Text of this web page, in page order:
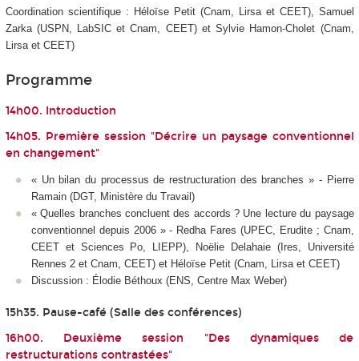
Coordination scientifique : Héloïse Petit (Cnam, Lirsa et CEET), Samuel
Zarka (USPN, LabSIC et Cnam, CEET) et Sylvie Hamon-Cholet (Cnam,
Lirsa et CEET)
Programme
14h00. Introduction
14h05. Première session "Décrire un paysage conventionnel
en changement"
« Un bilan du processus de restructuration des branches » - Pierre
Ramain (DGT, Ministère du Travail)
« Quelles branches concluent des accords ? Une lecture du paysage
conventionnel depuis 2006 » - Redha Fares (UPEC, Erudite ; Cnam,
CEET et Sciences Po, LIEPP), Noëlie Delahaie (Ires, Université
Rennes 2 et Cnam, CEET) et Héloïse Petit (Cnam, Lirsa et CEET)
Discussion : Élodie Béthoux (ENS, Centre Max Weber)
15h35. Pause-café (Salle des conférences)
16h00. Deuxième session "Des dynamiques de
restructurations contrastées"